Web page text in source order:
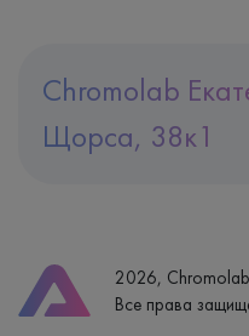
Chromolab
Щорса, 38к1
Часы работы
пн-вс: 7:30-15:00
2026,
Все права